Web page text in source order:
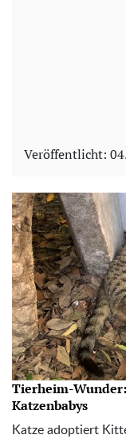
Veröffentlicht:
Tierheim-
Katzenbabys
Katze adoptiert